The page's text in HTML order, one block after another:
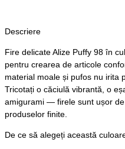
Descriere
Fire delicate Alize Puffy 98 în
pentru crearea de articole
material moale și pufos nu irita
Tricotați o căciulă vibrantă, o
amigurami — firele sunt ușor
produselor finite.
De ce să alegeți această